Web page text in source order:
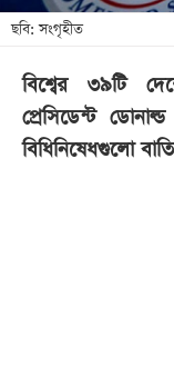
শিক্ষা
সব
বিভাগ
ছবি: সংগৃহীত
বিশ্বের ৩৯টি
প্রেসিডেন্ট
বিধিনিষেধগুলো